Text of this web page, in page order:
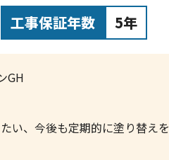
工事保証年数 5年
GH
い、今後も定期的に塗り替え